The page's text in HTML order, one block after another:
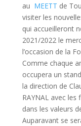
au MEETT de
visiter les
qui accueilleront
2021/2022 le
l’occasion de la
Comme chaque
occupera un
la direction de
RAYNAL avec
dans les valeurs
Auparavant se